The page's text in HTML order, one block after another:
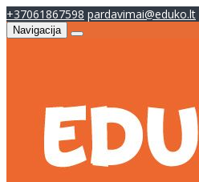
+37061867598 pardavimai@eduko.lt
Navigacija